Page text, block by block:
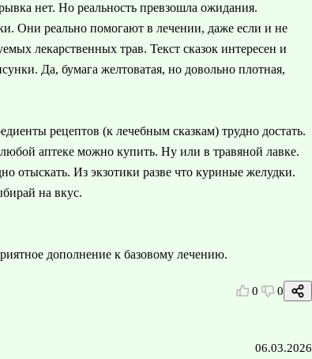
нет. Но реальность превзошла ожидания.
Они реально помогают в лечении, даже если и не
лекарственных трав. Текст сказок интересен и
Да, бумага желтоватая, но довольно плотная,
рецептов (к лечебным сказкам) трудно достать.
аптеке можно купить. Ну или в травяной лавке.
отыскать. Из экзотики разве что куриные желудки.
на вкус.
дополнение к базовому лечению.
0 0
06.03.2026